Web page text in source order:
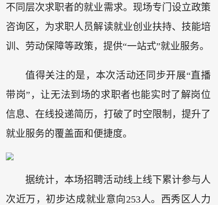
不同层次求职者的就业需求。现场专门设立政策
咨询区，为求职人员解读就业创业扶持、技能培
训、劳动保障等政策，提供“一站式”就业服务。
值得关注的是，本次活动还同步开展“直播
带岗”，让无法到场的求职者也能实时了解岗位
信息、在线投递简历，打破了时空限制，提升了
就业服务的覆盖面和便捷度。
据统计，本场招聘活动线上线下累计参与人
次近万，初步达成就业意向253人。西秀区人力